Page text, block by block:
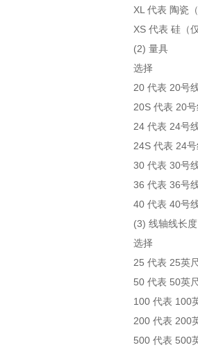
XL 代表 陶瓷
XS 代表 硅（
(2) 量具
选择
20 代表 20号
20S 代表 20
24 代表 24号
24S 代表 24
30 代表 30号
36 代表 36号
40 代表 40号
(3) 线轴线长度
选择
25 代表 25英
50 代表 50英
100 代表 100
200 代表 200
500 代表 500